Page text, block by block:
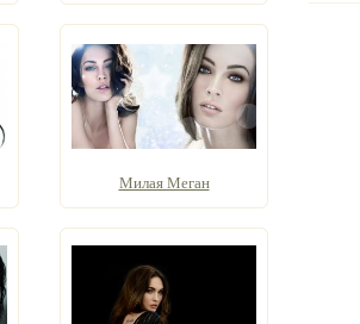
Милая Меган